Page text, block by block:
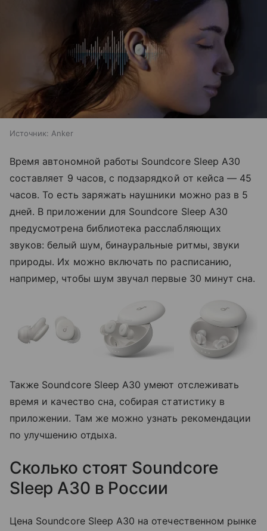
Источник: Anker
Время автономной работы Soundcore Sleep A30
составляет 9 часов, с подзарядкой от кейса — 45
часов. То есть заряжать наушники можно раз в 5
дней. В приложении для Soundcore Sleep A30
предусмотрена библиотека расслабляющих
звуков: белый шум, бинауральные ритмы, звуки
природы. Их можно включать по расписанию,
например, чтобы шум звучал первые 30 минут сна.
Также Soundcore Sleep A30 умеют отслеживать
время и качество сна, собирая статистику в
приложении. Там же можно узнать рекомендации
по улучшению отдыха.
Сколько стоят Soundcore
Sleep A30 в России
Цена Soundcore Sleep A30 на отечественном рынке